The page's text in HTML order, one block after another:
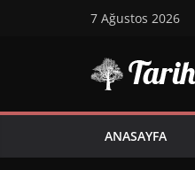
7 Ağustos 2026
ANASAYFA